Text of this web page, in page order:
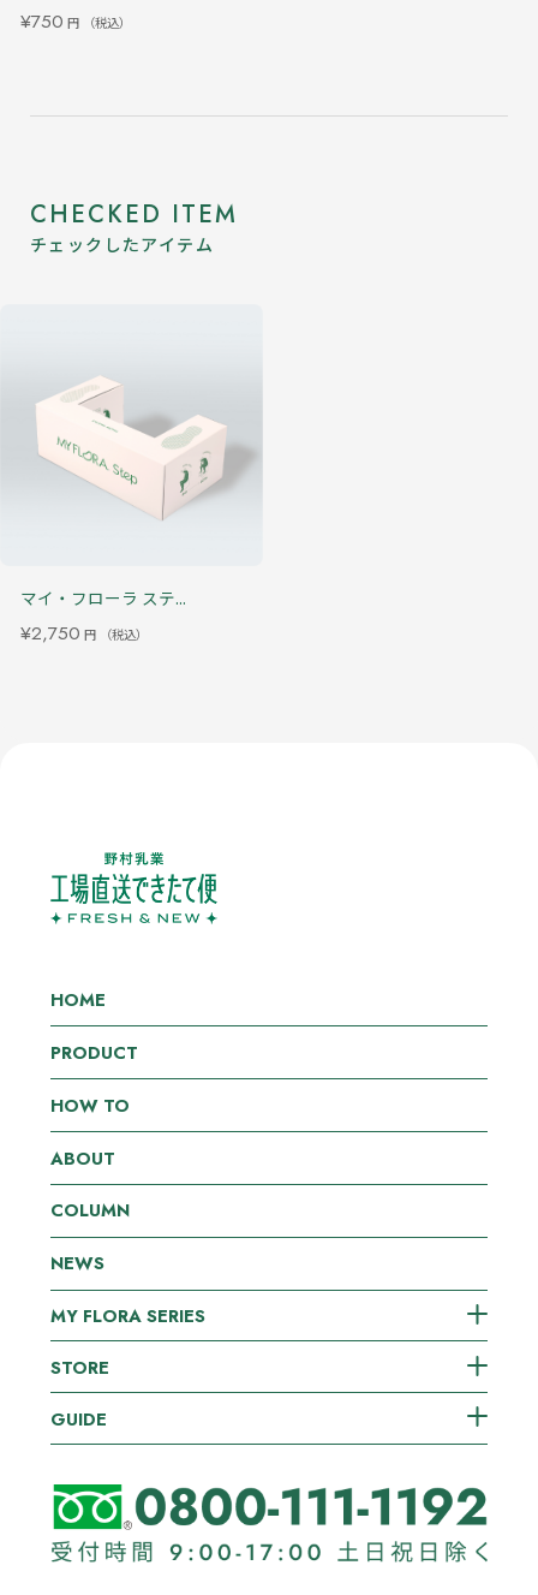
¥750 円 （税込）
CHECKED ITEM
チェックしたアイテム
マイ・フローラ ステ...
¥2,750 円 （税込）
HOME
PRODUCT
HOW TO
ABOUT
COLUMN
NEWS
MY FLORA SERIES
STORE
GUIDE